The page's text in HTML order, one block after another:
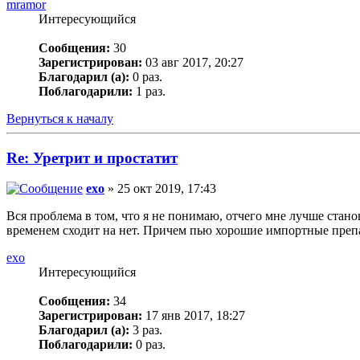
mramor
Интересующийся
Сообщения: 30
Зарегистрирован: 03 авг 2017, 20:27
Благодарил (а): 0 раз.
Поблагодарили: 1 раз.
Вернуться к началу
Re: Уретрит и простатит
exo » 25 окт 2019, 17:43
Вся проблема в том, что я не понимаю, отчего мне лучше
временем сходит на нет. Причем пью хорошие импортные
exo
Интересующийся
Сообщения: 34
Зарегистрирован: 17 янв 2017, 18:27
Благодарил (а): 3 раз.
Поблагодарили: 0 раз.